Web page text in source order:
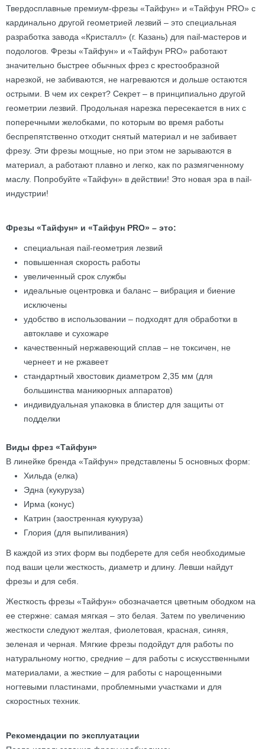
Твердосплавные премиум-фрезы «Тайфун» и «Тайфун PRO» с
кардинально другой геометрией лезвий – это специальная
разработка завода «Кристалл» (г. Казань) для nail-мастеров и
подологов. Фрезы «Тайфун» и «Тайфун PRO» работают
значительно быстрее обычных фрез с крестообразной
нарезкой, не забиваются, не нагреваются и дольше остаются
острыми. В чем их секрет? Секрет – в принципиально другой
геометрии лезвий. Продольная нарезка пересекается в них с
поперечными желобками, по которым во время работы
беспрепятственно отходит снятый материал и не забивает
фрезу. Эти фрезы мощные, но при этом не зарываются в
материал, а работают плавно и легко, как по размягченному
маслу. Попробуйте «Тайфун» в действии! Это новая эра в nail-
индустрии!
Фрезы «Тайфун» и «Тайфун PRO» – это:
специальная nail-геометрия лезвий
повышенная скорость работы
увеличенный срок службы
идеальные оцентровка и баланс – вибрация и биение
исключены
удобство в использовании – подходят для обработки в
автоклаве и сухожаре
качественный нержавеющий сплав – не токсичен, не
чернеет и не ржавеет
стандартный хвостовик диаметром 2,35 мм (для
большинства маникюрных аппаратов)
индивидуальная упаковка в блистер для защиты от
подделки
Виды фрез «Тайфун»
В линейке бренда «Тайфун» представлены 5 основных форм:
Хильда (елка)
Эдна (кукуруза)
Ирма (конус)
Катрин (заостренная кукуруза)
Глория (для выпиливания)
В каждой из этих форм вы подберете для себя необходимые
под ваши цели жесткость, диаметр и длину. Левши найдут
фрезы и для себя.
Жесткость фрезы «Тайфун» обозначается цветным ободком на
ее стержне: самая мягкая – это белая. Затем по увеличению
жесткости следуют желтая, фиолетовая, красная, синяя,
зеленая и черная. Мягкие фрезы подойдут для работы по
натуральному ногтю, средние – для работы с искусственными
материалами, а жесткие – для работы с нарощенными
ногтевыми пластинами, проблемными участками и для
скоростных техник.
Рекомендации по эксплуатации